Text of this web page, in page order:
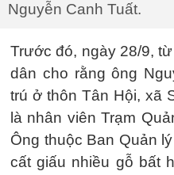
Nguyễn Canh Tuất.
Trước đó, ngày 28/9,
dân cho rằng ông
trú ở thôn Tân Hội, xã
là nhân viên Trạm
Ông thuộc Ban Quản
cất giấu nhiều gỗ bất